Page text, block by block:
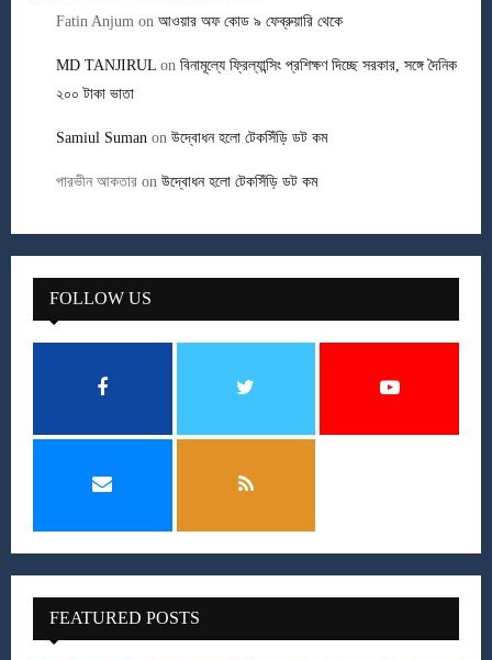
Fatin Anjum on আওয়ার অফ কোড ৯ ফেব্রুয়ারি থেকে
MD TANJIRUL on বিনামূল্যে ফ্রিল্যান্সিং প্রশিক্ষণ দিচ্ছে সরকার, সঙ্গে দৈনিক
২০০ টাকা ভাতা
Samiul Suman on উদ্বোধন হলো টেকসিঁড়ি ডট কম
পারভীন আকতার on উদ্বোধন হলো টেকসিঁড়ি ডট কম
FOLLOW US
FEATURED POSTS